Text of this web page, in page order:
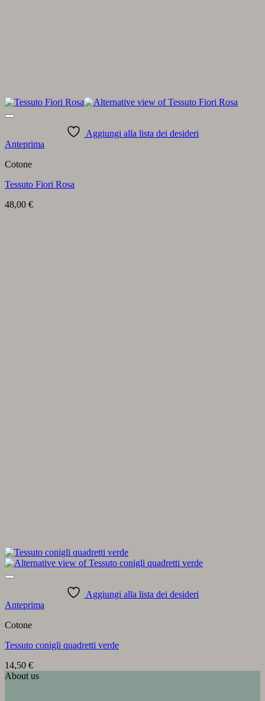
Aggiungi alla lista dei desideri
Anteprima
Cotone
Tessuto Fiori Rosa
48,00 €
Aggiungi alla lista dei desideri
Anteprima
Cotone
Tessuto conigli quadretti verde
14,50 €
About us